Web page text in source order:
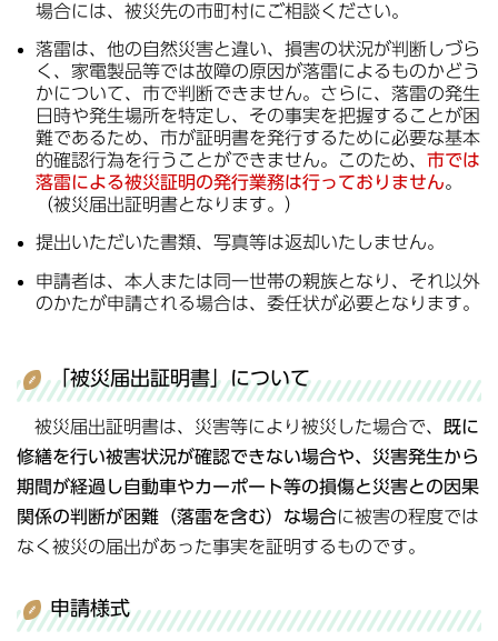
場合には、被災先の市町村にご相談ください。
落雷は、他の自然災害と違い、損害の状況が判断しづら
く、家電製品等では故障の原因が落雷によるものかどう
かについて、市で判断できません。さらに、落雷の発生
日時や発生場所を特定し、その事実を把握することが困
難であるため、市が証明書を発行するために必要な基本
的確認行為を行うことができません。このため、 市では
落雷による被災証明の発行業務は行っておりません。
（被災届出証明書となります。）
提出いただいた書類、写真等は返却いたしません。
申請者は、本人または同一世帯の親族となり、それ以外
のかたが申請される場合は、委任状が必要となります。
「被災届出証明書」について
被災届出証明書は、災害等により被災した場合で、
既に
修繕を行い被害状況が確認できない場合や、災害発生から
期間が経過し自動車やカーポート等の損傷と災害との因果
関係の判断が困難（落雷を含む）な場合に被害の程度では
なく被災の届出があった事実を証明するものです。
申請様式